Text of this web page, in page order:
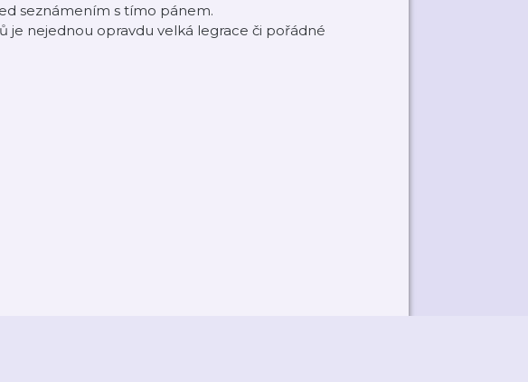
seznámením s tímo pánem.
je nejednou opravdu velká legrace či pořádné